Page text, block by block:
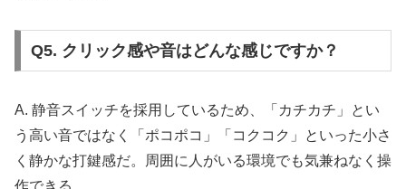
Q5. クリック感や音はどんな感じですか？
A. 静音スイッチを採用しているため、「カチカチ」とい
う高い音ではなく「ポコポコ」「コクコク」といった小さ
く静かな打鍵感だ。周囲に人がいる環境でも気兼ねなく操
作できる。